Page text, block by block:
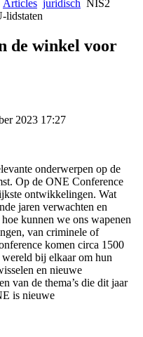
Articles juridisch NIS2
lidstaten
de winkel voor
2023 17:27
onderwerpen op de
Op de ONE Conference
ontwikkelingen. Wat
jaren verwachten en
kunnen we ons wapenen
van criminele of
komen circa 1500
bij elkaar om hun
en nieuwe
van de thema’s die dit jaar
is nieuwe